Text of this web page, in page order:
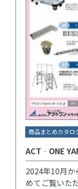
商品まとめカタロ
ACT‐ONE
2024年10月か
めてご覧いた